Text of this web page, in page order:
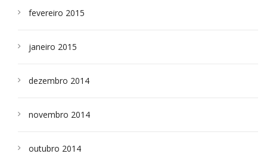
fevereiro 2015
janeiro 2015
dezembro 2014
novembro 2014
outubro 2014